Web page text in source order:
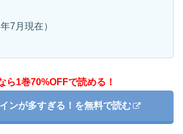
7月現在）
ら1巻70%OFFで読める！
ンが多すぎる！を無料で読む